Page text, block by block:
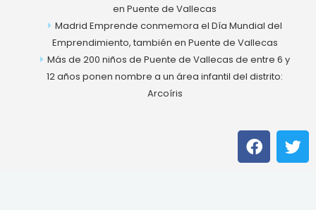
en Puente de Vallecas
Madrid Emprende conmemora el Día Mundial del
Emprendimiento, también en Puente de Vallecas
Más de 200 niños de Puente de Vallecas de entre 6 y
12 años ponen nombre a un área infantil del distrito:
Arcoíris
F
a
c
T
w
i